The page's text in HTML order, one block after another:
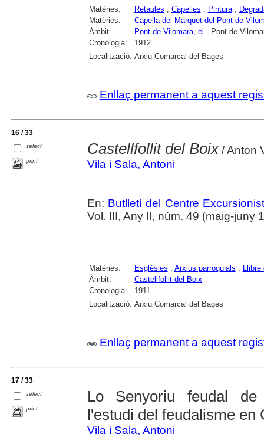
Matèries: Retaules ; Capelles ; Pintura;
Matèries:
Capella del Marquet del Pont de
Àmbit:
Pont de Vilomara, el - Pont de
Cronologia:
1912
Localització: Arxiu Comarcal del Bages
Enllaç permanent a aquest
16 / 33
select
print
Castellfollit del Boix/ Anton
Vila i Sala, Antoni
En: Butlletí del Centre
Vol. III, Any II, núm. 49 (maig-juny
Matèries: Esglésies ; Arxius parroquials ;
Àmbit:
Castellfollit del Boix
Cronologia:
1911
Localització: Arxiu Comarcal del Bages
Enllaç permanent a aquest
17 / 33
select
print
Lo Senyoriu feudal de
l'estudi del feudalisme en
Vila i Sala, Antoni